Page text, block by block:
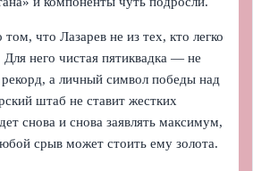
что Лазарев не из тех, кто легко
него чистая пятиквадка — не
а личный символ победы над
штаб не ставит жестких
снова и снова заявлять максимум,
срыв может стоить ему золота.